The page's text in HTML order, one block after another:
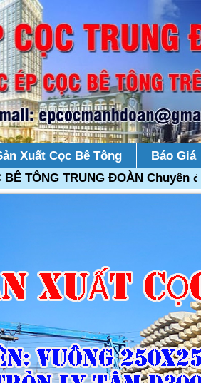
Xuất Cọc Bê Tông Báo Giá
TÔNG TRUNG ĐOÀN Chuyên